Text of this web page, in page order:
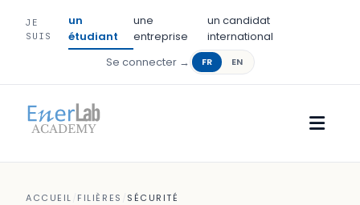
JE
SUIS
un
étudiant
une
entreprise
un candidat
international
Se connecter →
FR EN
ACCUEIL FILIÈRES SÉCURITÉ